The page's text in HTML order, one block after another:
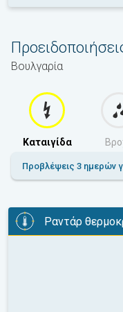
Βουλγαρία
Καταιγίδα
Προβλέψεις 3 ημερών
Ραντάρ